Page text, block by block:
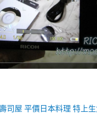
司屋 平價日本料理 特上